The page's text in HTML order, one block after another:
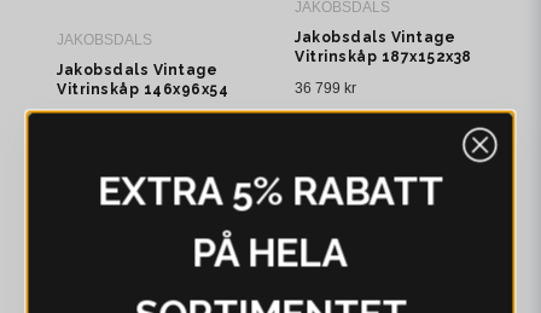
JAKOBSDALS
Jakobsdals Vintage
Vitrinskåp 146x96x54
cm Brun
JAKOBSDALS
Jakobsdals Vintage
Vitrinskåp 187x152x38
36 799 kr
NYHET
EXTRA 5% RABATT
PÅ HELA